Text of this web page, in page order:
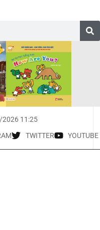
11:25
TWITTER YOUTUBE